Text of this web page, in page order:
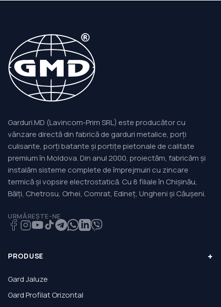
Garduri.MD (Lavincom-Prim SRL) este producător cu
vânzare directă din fabrică de garduri metalice, porți
culisante, porți batante și portițe pietonale de calitate
premium în Moldova. Din anul 2000, proiectăm, fabricăm și
instalăm sisteme complete de împrejmuiri cu zincare
termică și vopsire electrostatică. Cu 8 filiale în Chișinău,
Bălți, Chetrosu, Orhei, Comrat, Edineț, Ungheni și Căușeni.
URMĂREȘTE-NE
PRODUSE +
Gard Jaluze
Gard Profilat Orizontal